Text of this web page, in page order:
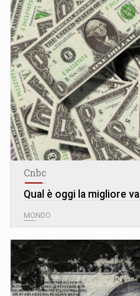
Cnbc
Qual è oggi la migliore
MONDO